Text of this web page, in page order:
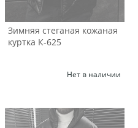
Зимняя стеганая кожаная
куртка К-625
Нет в наличии